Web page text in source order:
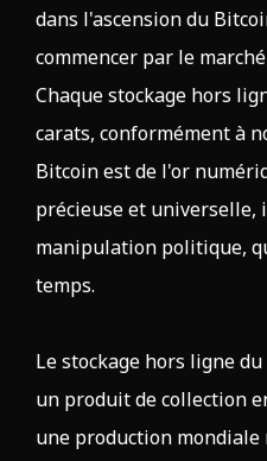
dans l'ascension du
commencer par le
Chaque stockage hors
carats, conformément à
Bitcoin est de l'or
précieuse et universelle,
manipulation politique,
temps.
Le stockage hors ligne
un produit de collection
une production mondiale